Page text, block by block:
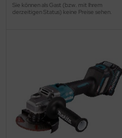
Sie können als Gast (bzw. mit Ihrem
derzeitigen Status) keine Preise sehen.